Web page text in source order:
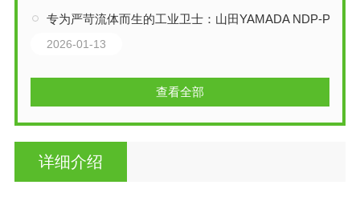
专为严苛流体而生的工业卫士：山田YAMADA NDP-P50系列高耐腐蚀隔膜泵
2026-01-13
查看全部
详细介绍